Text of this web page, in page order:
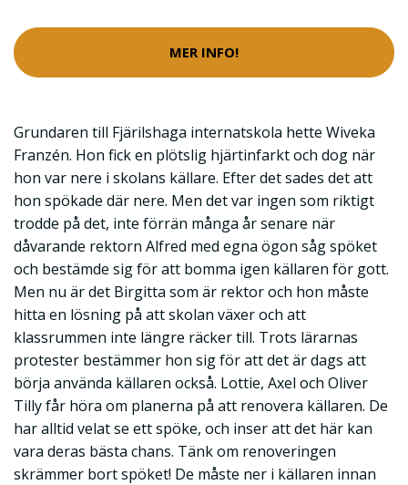
MER INFO!
Grundaren till Fjärilshaga internatskola hette Wiveka
Franzén. Hon fick en plötslig hjärtinfarkt och dog när
hon var nere i skolans källare. Efter det sades det att
hon spökade där nere. Men det var ingen som riktigt
trodde på det, inte förrän många år senare när
dåvarande rektorn Alfred med egna ögon såg spöket
och bestämde sig för att bomma igen källaren för gott.
Men nu är det Birgitta som är rektor och hon måste
hitta en lösning på att skolan växer och att
klassrummen inte längre räcker till. Trots lärarnas
protester bestämmer hon sig för att det är dags att
börja använda källaren också. Lottie, Axel och Oliver
Tilly får höra om planerna på att renovera källaren. De
har alltid velat se ett spöke, och inser att det här kan
vara deras bästa chans. Tänk om renoveringen
skrämmer bort spöket! De måste ner i källaren innan